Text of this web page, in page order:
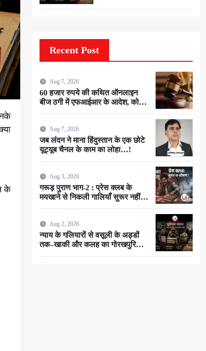
के
Recent Post
Aug 7, 2026
60 हजार रुपये की कथित ऑनलाइन
बीज ठगी में एफआईआर के आदेश, कोर्ट
Aug 7, 2026
जब लंदन ने माना हिंदुस्तान के एक छोटे
यूट्यूब चैनल के काम का लोहा…!
Aug 3, 2026
गरूड़ पुराण भाग-2 : प्रेस क्लब के
मयखाने से निकली गालियाँ सुरूर नहीं…
Aug 2, 2026
न्याय के गलियारों से वसूली के अड्डों
तक–खाकी और कलह का गोरखपुरिया